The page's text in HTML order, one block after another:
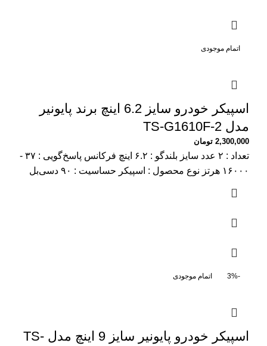
اتمام موجودی
اسپیکر خودرو سایز 6.2 اینچ برند پایونیر
مدل TS-G1610F-2
2,300,000 تومان
تعداد : ۲ عدد سایز بلندگو : ۶.۲ اینچ فرکانس پاسخ‌گویی : ۳۷ -
۱۶۰۰۰ هرتز نوع محصول : اسپیکر حساسیت : ۹۰ دسی‌بل
-3% اتمام موجودی
اسپیکر خودرو پایونیر سایز 9 اینچ مدل TS-